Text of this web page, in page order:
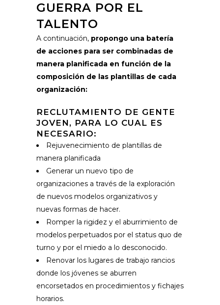
GUERRA POR EL
TALENTO
A continuación, propongo una batería
de acciones para ser combinadas de
manera planificada en función de la
composición de las plantillas de cada
organización:
RECLUTAMIENTO DE GENTE
JOVEN, PARA LO CUAL ES
NECESARIO:
Rejuvenecimiento de plantillas de
manera planificada
Generar un nuevo tipo de
organizaciones a través de la exploración
de nuevos modelos organizativos y
nuevas formas de hacer.
Romper la rigidez y el aburrimiento de
modelos perpetuados por el status quo de
turno y por el miedo a lo desconocido.
Renovar los lugares de trabajo rancios
donde los jóvenes se aburren
encorsetados en procedimientos y fichajes
horarios.